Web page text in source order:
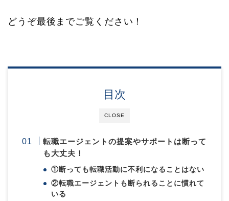
どうぞ最後までご覧ください！
CLOSE
目次
転職エージェントの提案やサポートは断って
も大丈夫！
①断っても転職活動に不利になることはない
②転職エージェントも断られることに慣れて
いる